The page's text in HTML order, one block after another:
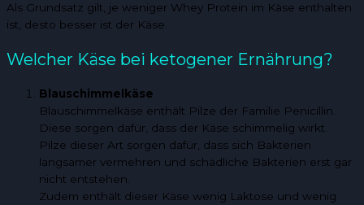
Als Grundsatz gilt, je weniger Whey Protein im Käse enthalten
ist, desto besser ist der Käse.
Welcher Käse bei ketogener Ernährung?
Blauschimmelkäse
Blauschimmelkäse enthält Pilze der Familie Penicillin.
Diese sorgen dafür, dass der Käse schimmelig wirkt.
Pilze dieser Art sorgen dafür, dass sich Bakterien
langsamer vermehren und schädliche Bakterien erst gar
nicht entstehen.
Zudem enthält dieser Käse wenig Laktose und wenig